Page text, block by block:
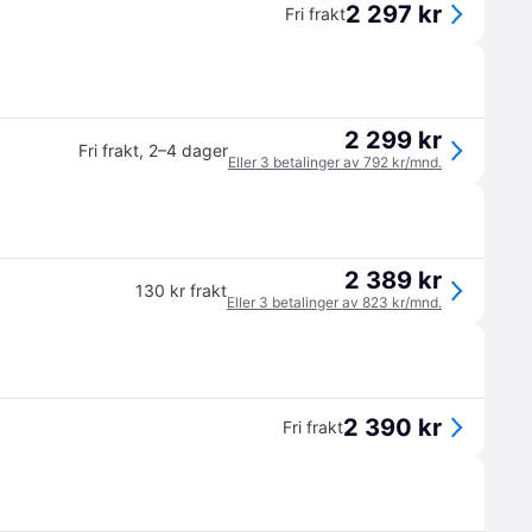
Fri frakt2 297 kr
Fri frakt, 2–4 dager 2 299 kr
Eller 3 betalinger av 792 kr/mnd.
130 kr frakt 2 389 kr
Eller 3 betalinger av 823 kr/mnd.
Fri frakt2 390 kr